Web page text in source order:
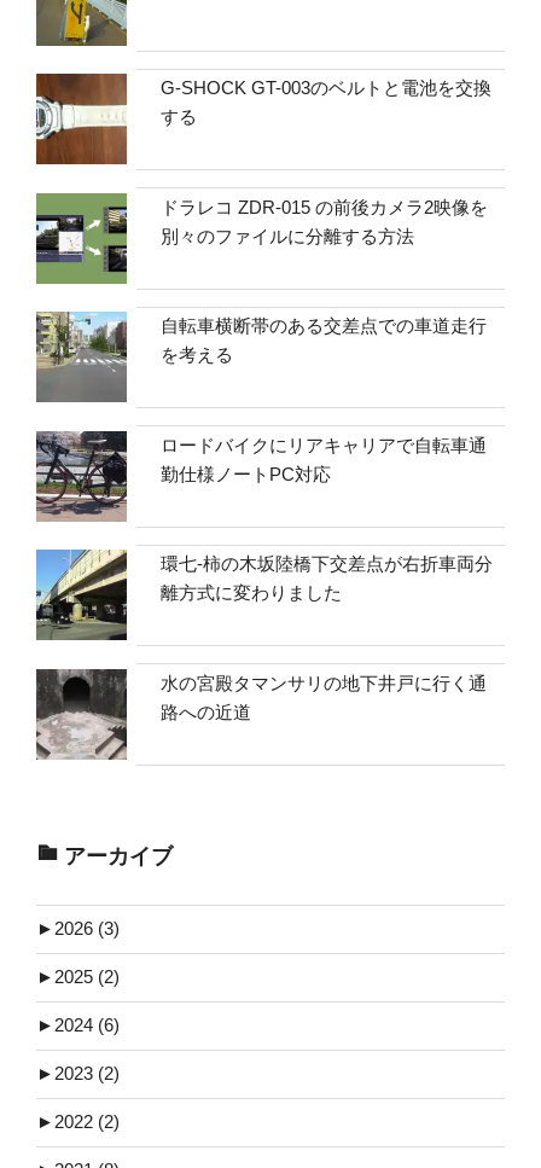
G-SHOCK GT-003のベルトと電池を交換
する
ドラレコ ZDR-015 の前後カメラ2映像を
別々のファイルに分離する方法
自転車横断帯のある交差点での車道走行
を考える
ロードバイクにリアキャリアで自転車通
勤仕様ノートPC対応
環七-柿の木坂陸橋下交差点が右折車両分
離方式に変わりました
水の宮殿タマンサリの地下井戸に行く通
路への近道
アーカイブ
► 2026 (3)
► 2025 (2)
► 2024 (6)
► 2023 (2)
► 2022 (2)